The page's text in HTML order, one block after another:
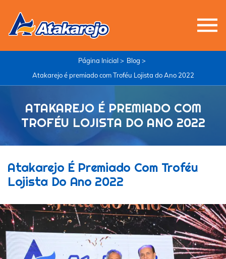
Página Inicial > Blog >
Atakarejo é premiado com Troféu Lojista do Ano 2022
ATAKAREJO É PREMIADO COM
TROFÉU LOJISTA DO ANO 2022
Atakarejo É Premiado Com Troféu
Lojista Do Ano 2022